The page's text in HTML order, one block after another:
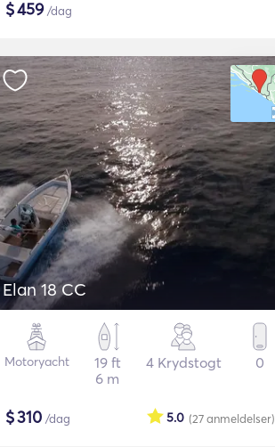
$459/dag
Elan 18 CC
Motoryacht
19 ft
6 m
4 Krydstogt 0
$310 /dag (27anmeldelser)
5.0